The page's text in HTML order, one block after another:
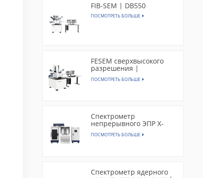
FIB-SEM | DB550
ПОСМОТРЕТЬ БОЛЬШЕ
FESEM сверхвысокого
разрешения |
SEM5000X
ПОСМОТРЕТЬ БОЛЬШЕ
Спектрометр
непрерывного ЭПР X-
диапазона | EPR300
ПОСМОТРЕТЬ БОЛЬШЕ
Спектрометр ядерного